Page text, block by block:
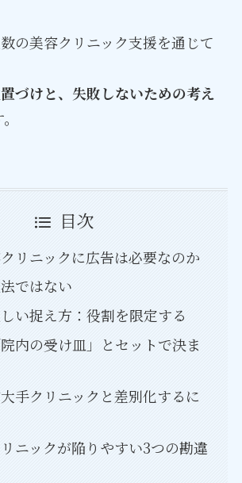
の美容クリニック支援を通じて
づけと、失敗しないための考え
目次
リニックに広告は必要なのか
ではない
い捉え方：役割を限定する
内の受け皿」とセットで決ま
手クリニックと差別化するに
ニックが陥りやすい3つの勘違